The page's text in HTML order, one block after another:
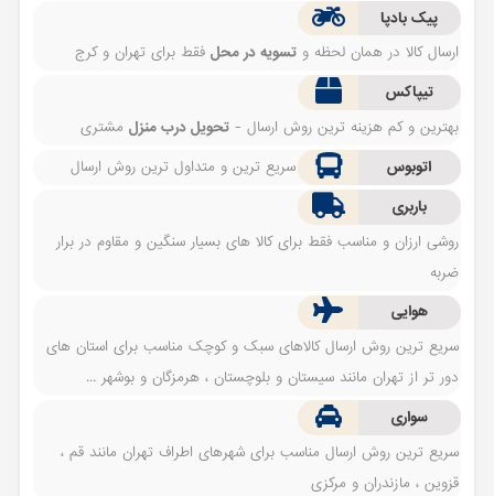
پیک بادپا
ارسال کالا در همان لحظه وتسویه در محل فقط برای تهران و کرج
تیپاکس
بهترین و کم هزینه ترین روش ارسال -تحویل درب منزل مشتری
اتوبوس
سریع ترین و متداول ترین روش ارسال
باربری
روشی ارزان و مناسب فقط برای کالا های بسیار سنگین و مقاوم در برار
ضربه
هوایی
سریع ترین روش ارسال کالاهای سبک و کوچک مناسب برای استان های
دور تر از تهران مانند سیستان و بلوچستان ، هرمزگان و بوشهر ...
سواری
سریع ترین روش ارسال مناسب برای شهرهای اطراف تهران مانند قم ،
قزوین ، مازندران و مرکزی